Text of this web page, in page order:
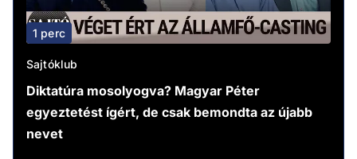
1 perc
Sajtóklub
Diktatúra mosolyogva? Magyar Péter
egyeztetést ígért, de csak bemondta az újabb
nevet